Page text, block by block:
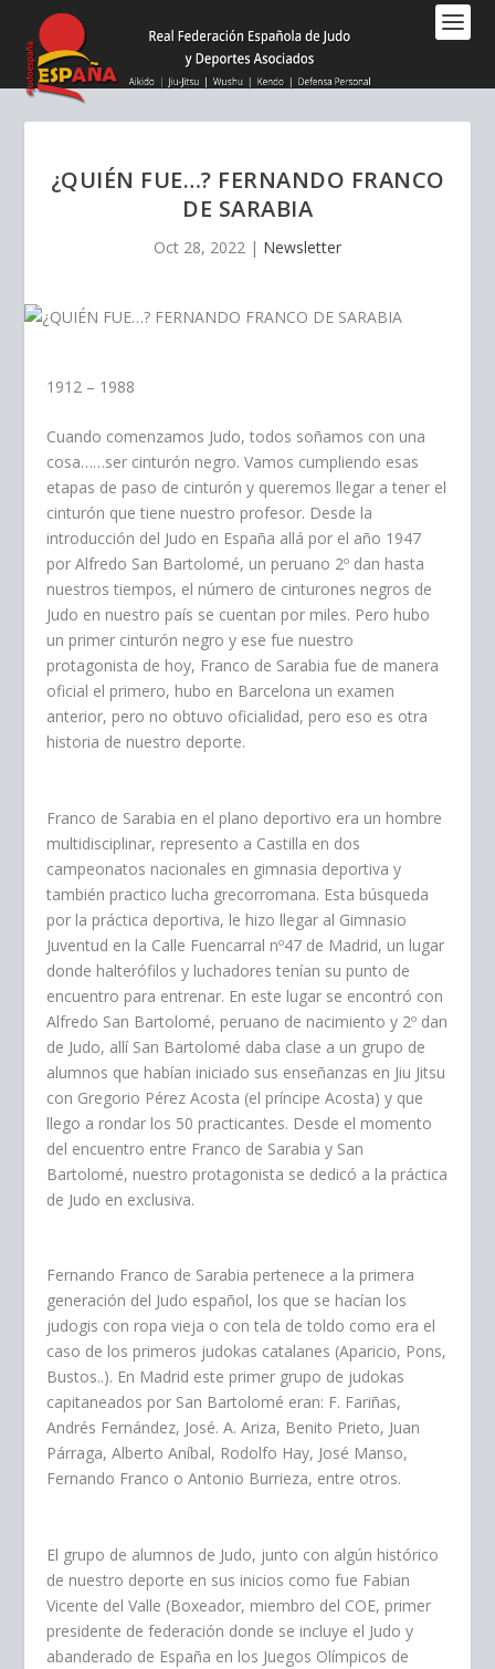
este
sitio
web
¿QUIÉN FUE…? FERNANDO FRANCO
DE SARABIA
Oct 28, 2022 | Newsletter
1912 – 1988
Cuando comenzamos Judo, todos soñamos con una
cosa……ser cinturón negro. Vamos cumpliendo esas
etapas de paso de cinturón y queremos llegar a tener el
cinturón que tiene nuestro profesor. Desde la
introducción del Judo en España allá por el año 1947
por Alfredo San Bartolomé, un peruano 2º dan hasta
nuestros tiempos, el número de cinturones negros de
Judo en nuestro país se cuentan por miles. Pero hubo
un primer cinturón negro y ese fue nuestro
protagonista de hoy, Franco de Sarabia fue de manera
oficial el primero, hubo en Barcelona un examen
anterior, pero no obtuvo oficialidad, pero eso es otra
historia de nuestro deporte.
Franco de Sarabia en el plano deportivo era un hombre
multidisciplinar, represento a Castilla en dos
campeonatos nacionales en gimnasia deportiva y
también practico lucha grecorromana. Esta búsqueda
por la práctica deportiva, le hizo llegar al Gimnasio
Juventud en la Calle Fuencarral nº47 de Madrid, un lugar
donde halterófilos y luchadores tenían su punto de
encuentro para entrenar. En este lugar se encontró con
Alfredo San Bartolomé, peruano de nacimiento y 2º dan
de Judo, allí San Bartolomé daba clase a un grupo de
alumnos que habían iniciado sus enseñanzas en Jiu Jitsu
con Gregorio Pérez Acosta (el príncipe Acosta) y que
llego a rondar los 50 practicantes. Desde el momento
del encuentro entre Franco de Sarabia y San
Bartolomé, nuestro protagonista se dedicó a la práctica
de Judo en exclusiva.
Fernando Franco de Sarabia pertenece a la primera
generación del Judo español, los que se hacían los
judogis con ropa vieja o con tela de toldo como era el
caso de los primeros judokas catalanes (Aparicio, Pons,
Bustos..). En Madrid este primer grupo de judokas
capitaneados por San Bartolomé eran: F. Fariñas,
Andrés Fernández, José. A. Ariza, Benito Prieto, Juan
Párraga, Alberto Aníbal, Rodolfo Hay, José Manso,
Fernando Franco o Antonio Burrieza, entre otros.
El grupo de alumnos de Judo, junto con algún histórico
de nuestro deporte en sus inicios como fue Fabian
Vicente del Valle (Boxeador, miembro del COE, primer
presidente de federación donde se incluye el Judo y
abanderado de España en los Juegos Olímpicos de